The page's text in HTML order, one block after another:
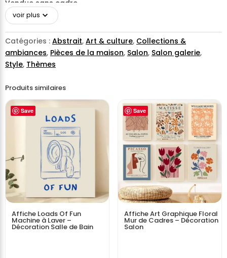
Vendue sans cadre
voir plus
Catégories : Abstrait, Art & culture, Collections &
ambiances, Pièces de la maison, Salon, Salon galerie,
Style, Thèmes
Produits similaires
Save
Affiche Loads Of Fun
Machine à Laver –
Décoration Salle de Bain
Save
Affiche Art Graphique Floral
Mur de Cadres – Décoration
Salon